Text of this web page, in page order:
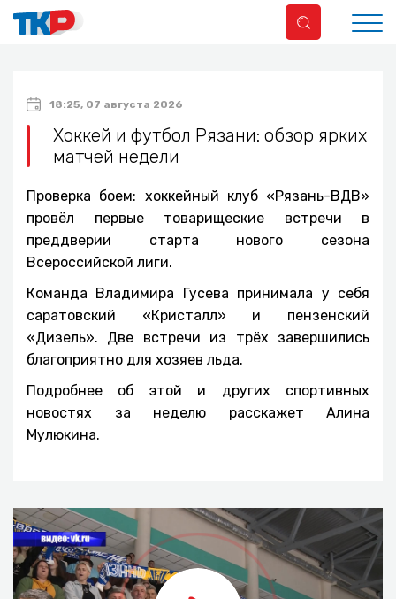
18:25, 07 августа 2026
Хоккей и футбол Рязани: обзор ярких
матчей недели
Проверка боем: хоккейный клуб «Рязань-ВДВ»
провёл первые товарищеские встречи в
преддверии старта нового сезона
Всероссийской лиги.
Команда Владимира Гусева принимала у себя
саратовский «Кристалл» и пензенский
«Дизель». Две встречи из трёх завершились
благоприятно для хозяев льда.
Подробнее об этой и других спортивных
новостях за неделю расскажет Алина
Мулюкина.